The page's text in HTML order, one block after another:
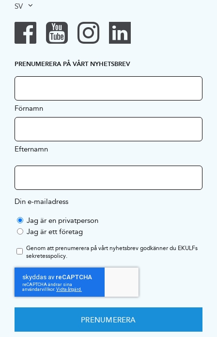
SV
PRENUMERERA PÅ VÅRT NYHETSBREV
Förnamn
Efternamn
Din e-mailadress
Jag är en privatperson
Jag är ett företag
Genom att prenumerera på vårt nyhetsbrev godkänner du EKULFs
sekretesspolicy.